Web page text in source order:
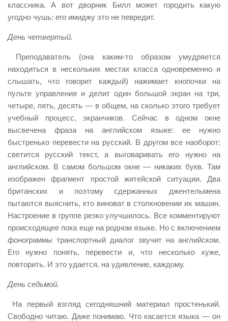
классника. А вот дворник Билл может городить какую
угодно чушь: его имиджу это не певредит.
День четвертый.
Преподаватель (она каким-то образом умудряется
находиться в нескольких местах класса одновременно и
слышать, что говорит каждый) нажимает кнопочки на
пульте управления и делит один большой экран на три,
четыре, пять, десять — в общем, на сколько этого требует
учебный процесс, экранчиков. Сейчас в одном окне
высвечена фраза на английском языке: ее нужно
быстренько перевести на русский. В другом все наоборот:
светится русский текст, а выговаривать его нужно на
английском. В самом большом окне — никаких букв. Там
изображен фрагмент простой житейской ситуации. Два
британских и поэтому сдержанных джентельмена
пытаются выяснить, кто виноват в столкновении их машин.
Настроение в группе резко улучшилось. Все комментируют
происходящее пока еще на родном языке. Но с включением
фонограммы транспортный диалог звучит на английском.
Его нужно понять, перевести и, что несколько хуже,
повторить. И это удается, на удивление, каждому.
День седьмой.
На первый взгляд сегодняшний материал простенький.
Свободно читаю. Даже понимаю. Что касается языка — он